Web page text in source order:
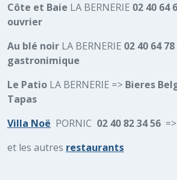
Côte et Baie LA BERNERIE 02 40 64
ouvrier
Au blé noir LA BERNERIE 02 40 64
gastronimique
Le Patio LA BERNERIE => Bieres
Tapas
Villa Noë PORNIC 02 40 82 34 56 =>
et les autres restaurants